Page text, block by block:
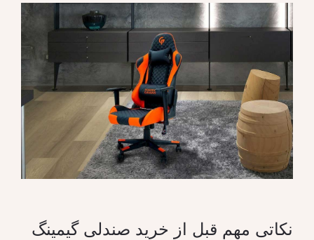
نکاتی مهم قبل از خرید صندلی گیمینگ